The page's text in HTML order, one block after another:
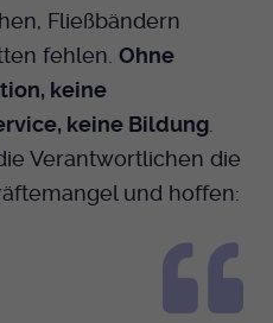
Fließbändern
fehlen. Ohne
keine
keine Bildung
Verantwortlichen die
und hoffen: